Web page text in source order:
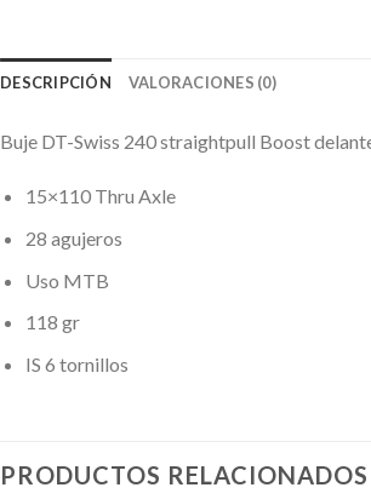
DESCRIPCIÓN VALORACIONES (0)
Buje DT-Swiss 240 straightpull Boost
15×110 Thru Axle
28 agujeros
Uso MTB
118 gr
IS 6 tornillos
PRODUCTOS RELACIONADOS